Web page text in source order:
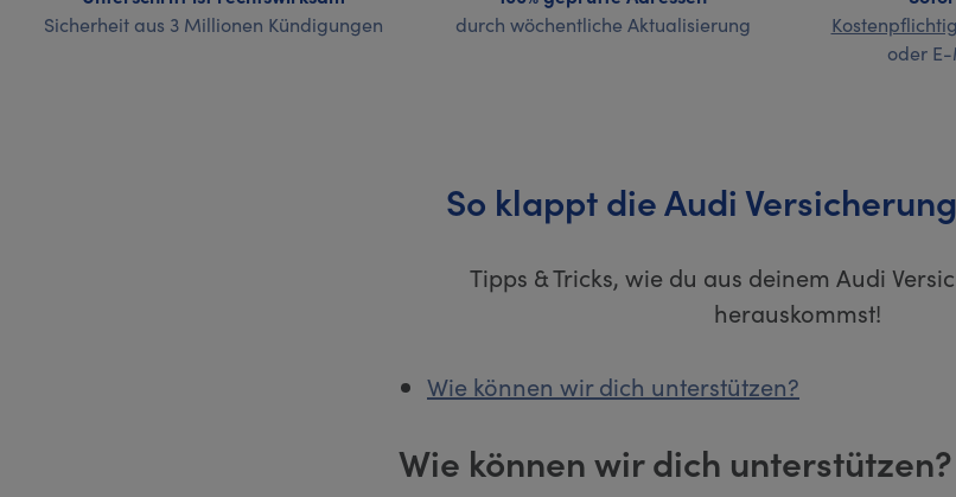
Sicherheit aus 3 Millionen Kündigungen
durch wöchentliche Aktualisierung
oder
So klappt die Audi
Tipps & Tricks, wie du aus deinem Audi
herauskommst!
Wie können wir dich unterstützen?
Wie können wir dich unterstützen?